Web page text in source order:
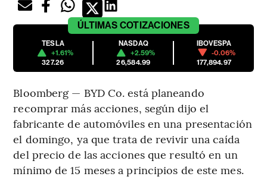
ÚLTIMAS COTIZACIONES
TESLA
+1.61%
327.26
NASDAQ
+2.59%
26,584.99
IBOVESPA
-0.06%
177,894.97
Bloomberg — BYD Co. está planeando
recomprar más acciones, según dijo el
fabricante de automóviles en una presentación
el domingo, ya que trata de revivir una caída
del precio de las acciones que resultó en un
mínimo de 15 meses a principios de este mes.